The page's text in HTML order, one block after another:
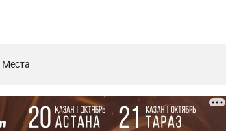
Места